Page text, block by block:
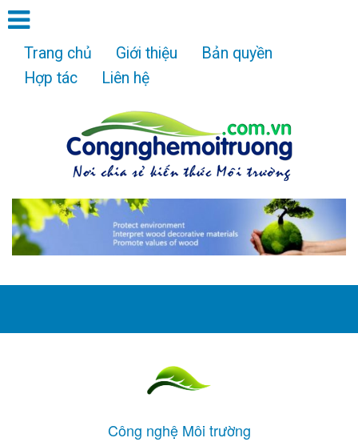
Trang chủ Giới thiệu
Bản quyền
Hợp tác
Liên hệ
Công nghệ Môi trường